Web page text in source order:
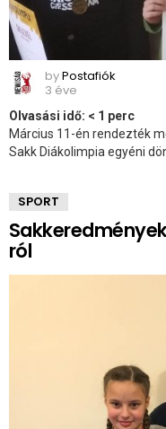
byPostafiók
3 éve
Olvasási idő: < 1 perc
Március 11-én rendezték
Sakk Diákolimpia egyéni
SPORT
ról